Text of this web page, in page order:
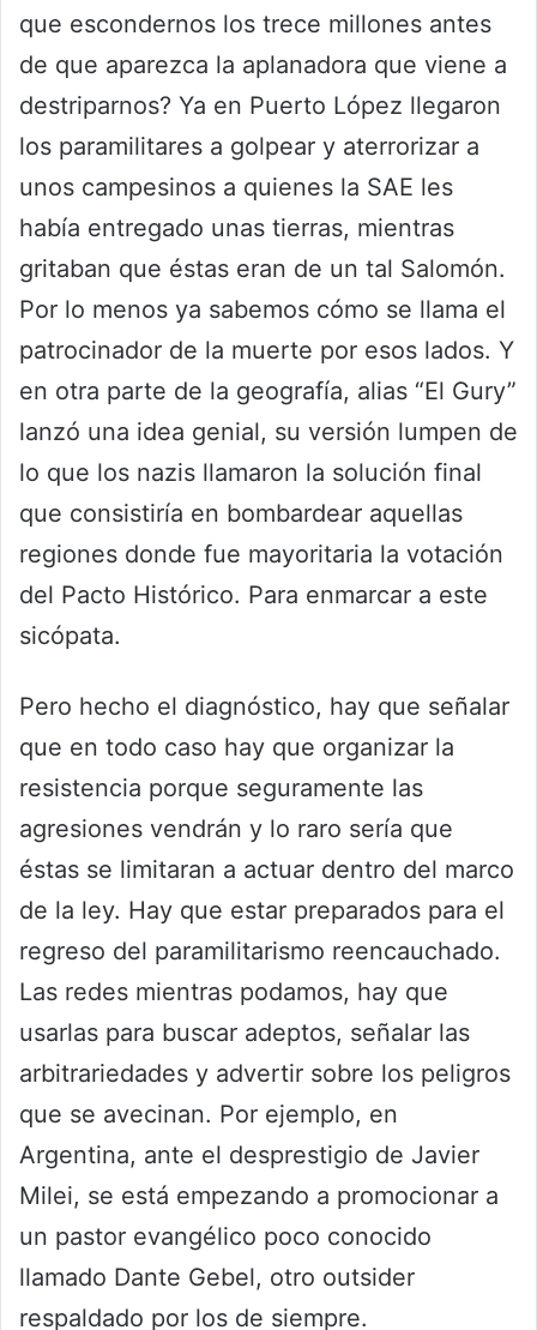
que escondernos los trece millones antes
de que aparezca la aplanadora que viene a
destriparnos? Ya en Puerto López llegaron
los paramilitares a golpear y aterrorizar a
unos campesinos a quienes la SAE les
había entregado unas tierras, mientras
gritaban que éstas eran de un tal Salomón.
Por lo menos ya sabemos cómo se llama el
patrocinador de la muerte por esos lados. Y
en otra parte de la geografía, alias “El Gury”
lanzó una idea genial, su versión lumpen de
lo que los nazis llamaron la solución final
que consistiría en bombardear aquellas
regiones donde fue mayoritaria la votación
del Pacto Histórico. Para enmarcar a este
sicópata.
Pero hecho el diagnóstico, hay que señalar
que en todo caso hay que organizar la
resistencia porque seguramente las
agresiones vendrán y lo raro sería que
éstas se limitaran a actuar dentro del marco
de la ley. Hay que estar preparados para el
regreso del paramilitarismo reencauchado.
Las redes mientras podamos, hay que
usarlas para buscar adeptos, señalar las
arbitrariedades y advertir sobre los peligros
que se avecinan. Por ejemplo, en
Argentina, ante el desprestigio de Javier
Milei, se está empezando a promocionar a
un pastor evangélico poco conocido
llamado Dante Gebel, otro outsider
respaldado por los de siempre.